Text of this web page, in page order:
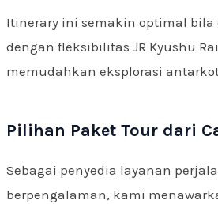
Itinerary ini semakin optimal
dengan fleksibilitas JR Kyushu
memudahkan eksplorasi
Pilihan Paket Tour dari
Sebagai penyedia layanan
berpengalaman, kami